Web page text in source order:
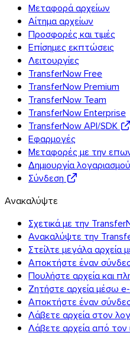
Μεταφορά αρχείων
Αίτημα αρχείων
Προσφορές και τιμές
Επίσημες εκπτώσεις
Λειτουργίες
TransferNow Free
TransferNow Premium
TransferNow Team
TransferNow Enterprise
TransferNow API/SDK
Εφαρμογές
Μεταφορές με την
Δημιουργία λογαριασμού
Σύνδεση
Ανακαλύψτε
Σχετικά με την
Ανακαλύψτε την
Στείλτε μεγάλα αρχεία
Αποκτήστε έναν
Πουλήστε αρχεία και
Ζητήστε αρχεία μέσω
Αποκτήστε έναν
Λάβετε αρχεία στον
Λάβετε αρχεία από τον